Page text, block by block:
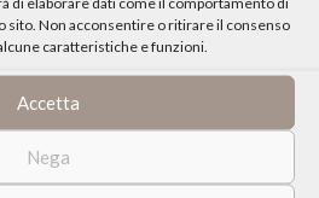
sito. Non acconsentire o ritirare il consenso
caratteristiche e funzioni.
Accetta
Nega